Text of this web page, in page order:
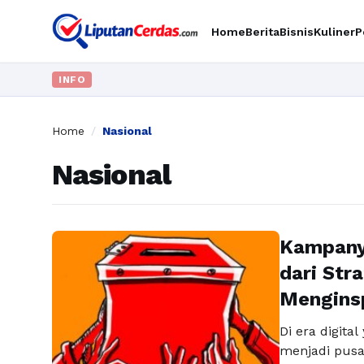
HomeBeritaBisnisKuliner
INFO
Home / Nasional
Nasional
dari
Di era digital
menjadi